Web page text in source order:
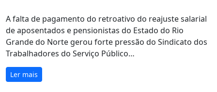
A falta de pagamento do retroativo do reajuste salarial
de aposentados e pensionistas do Estado do Rio
Grande do Norte gerou forte pressão do Sindicato dos
Trabalhadores do Serviço Público…
Ler mais